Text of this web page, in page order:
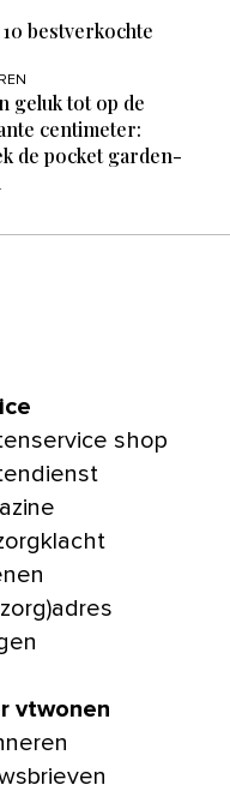
bestverkochte
geluk tot op de
centimeter:
de pocket garden-
shop
vtwonen